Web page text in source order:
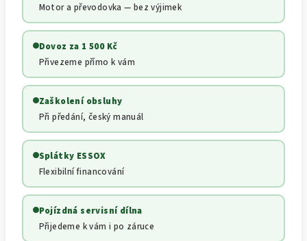
Motor a převodovka — bez výjimek
Dovoz za 1 500 Kč
Přivezeme přímo k vám
Zaškolení obsluhy
Při předání, český manuál
Splátky ESSOX
Flexibilní financování
Pojízdná servisní dílna
Přijedeme k vám i po záruce